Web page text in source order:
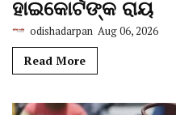
ହାଇକୋର୍ଟଙ୍କ ରାୟ
odishadarpan Aug 06, 2026
Read More